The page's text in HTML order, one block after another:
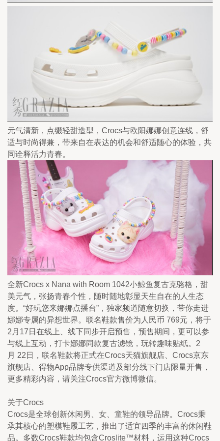
元气清新，点缀轻甜造型，Crocs与欧阳娜娜创意连线，舒
适与时尚得兼，带来自在表达的机会和舒适随心的体验，共
同诠释活力青春。
全新Crocs x Nana with Room 1042小鲸鱼复古克骆格，甜
美元气，张扬青春个性，随时随地彰显天生自在的人生态
度。“好玩您来娜娜点播台”，独家频道随意切换，带你走进
娜娜专属的异想世界。联名鞋款售价为人民币 769元，将于
2月17日在线上、线下同步开启预售，预售期间，更可以参
与线上互动，打卡娜娜同款复古滤镜，玩转趣味贴纸。2
月 22日，联名鞋款将正式在Crocs天猫旗舰店、Crocs京东
旗舰店、得物App品牌专供渠道及部分线下门店限量开售，
更多精彩内容，请关注Crocs官方微博微信。
关于Crocs
Crocs是全球创新休闲男、女、童鞋的领导品牌。Crocs秉
承其核心的塑模鞋履工艺，推出了适宜四季的丰富的休闲鞋
品。多数Crocs鞋款均包含Croslite™材料，运用这种Crocs